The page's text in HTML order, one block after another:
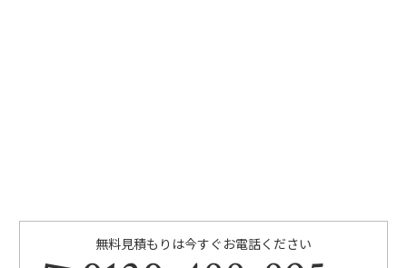
無料見積もりは今すぐお電話ください